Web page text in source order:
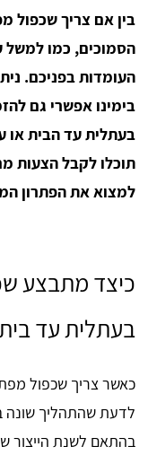
בין אם צריך שכפול
הסמוכים, כמו למשל
העומדות בפניכם.
בימינו אפשרי גם
בעתלית עד הבית
תוכלו לקבל הצעות
למצוא את הפתרון
כיצד מתבצע
בעתלית עד
כאשר צריך שכפול
לדעת שהתהליך שונה
בהתאם לשנת הייצור